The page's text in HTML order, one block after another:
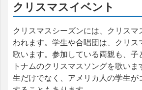
クリスマスイベント
クリスマスシーズンには、クリスマ
われます。学生や合唱団は、クリス
歌います。参加している両親も、子
トナムのクリスマスソングを歌い
生だけでなく、アメリカ人の学生が